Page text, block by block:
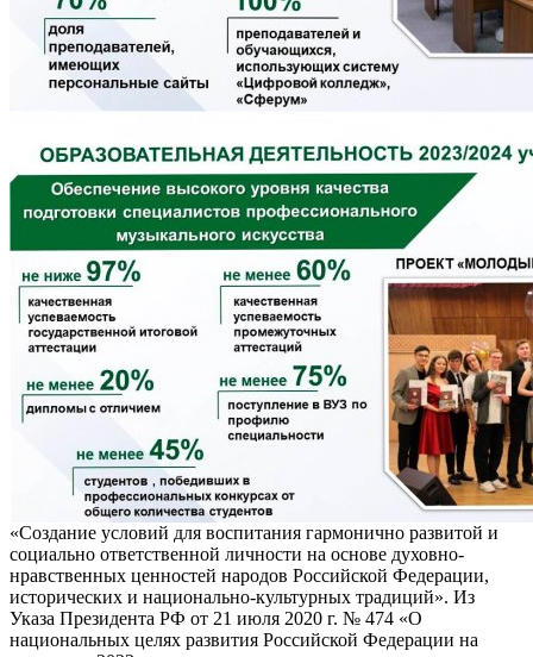
«Создание условий для воспитания гармонично развитой и
социально ответственной личности на основе духовно-
нравственных ценностей народов Российской Федерации,
исторических и национально-культурных традиций». Из
Указа Президента РФ от 21 июля 2020 г. № 474 «О
национальных целях развития Российской Федерации на